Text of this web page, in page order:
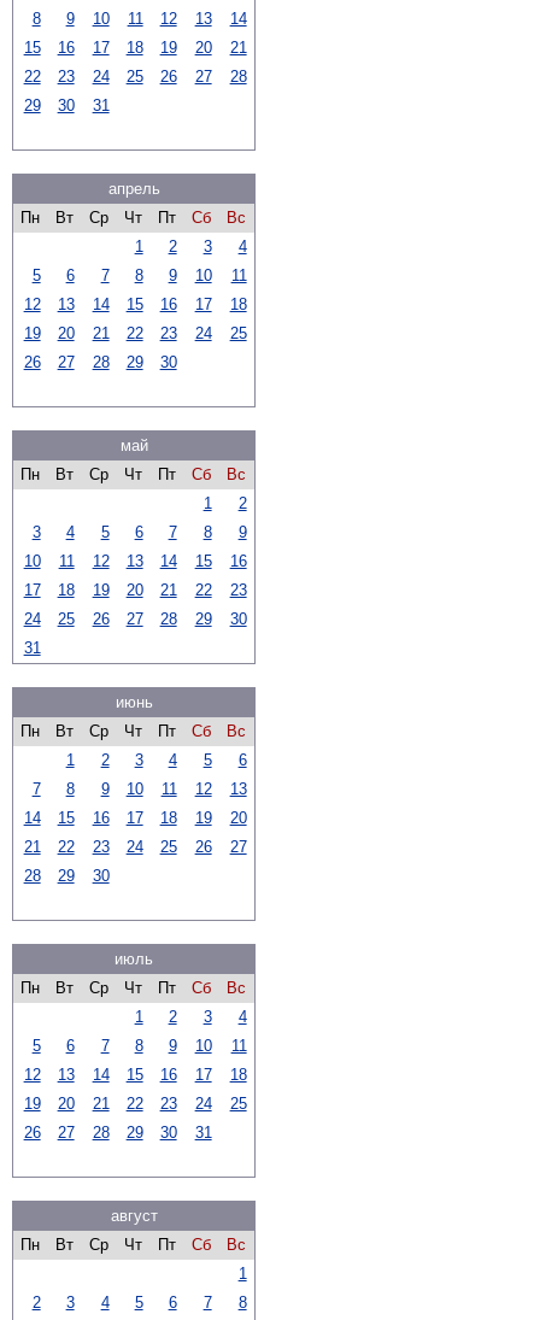
8
9 10 11 12 13
14
15
16 17 18 19 20
21
22
23 24 25 26 27
28
29
30 31
апрель
Пн
Вт Ср Чт Пт Сб
Вс
1
2 3
4
5
6 7 8 9 10
11
12
13 14 15 16 17
18
19
20 21 22 23 24
25
26
27 28 29 30
май
Пн
Вт Ср Чт Пт Сб
Вс
1
2
3
4 5 6 7 8
9
10
11 12 13 14 15
16
17
18 19 20 21 22
23
24
25 26 27 28 29
30
31
июнь
Пн
Вт Ср Чт Пт Сб
Вс
1
2 3 4 5
6
7
8 9 10 11 12
13
14
15 16 17 18 19
20
21
22 23 24 25 26
27
28
29 30
июль
Пн
Вт Ср Чт Пт Сб
Вс
1
2 3
4
5
6 7 8 9 10
11
12
13 14 15 16 17
18
19
20 21 22 23 24
25
26
27 28 29 30 31
август
Пн
Вт Ср Чт Пт Сб
Вс
1
2
3 4 5 6 7
8